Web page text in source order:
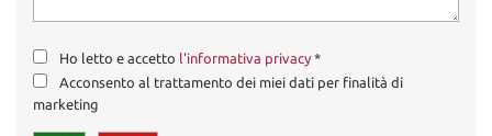
Ho letto e accetto l'informativa privacy *
Acconsento al trattamento dei miei dati per finalità di
marketing